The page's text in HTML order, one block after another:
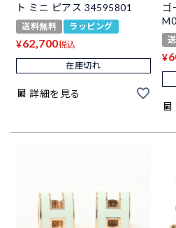
ト ミニ ピアス 34595801
送料無料 ラッピング
¥62,700税込
在庫切れ
詳細を見る
ゴ
¥